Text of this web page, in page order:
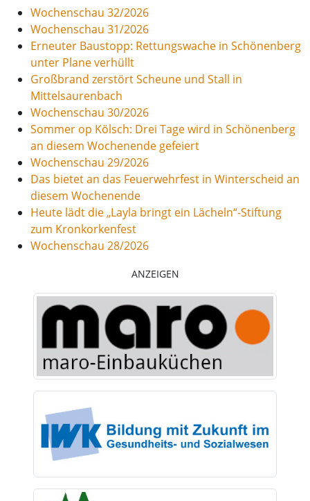
Wochenschau 32/2026
Wochenschau 31/2026
Erneuter Baustopp: Rettungswache in Schönenberg
unter Plane verhüllt
Großbrand zerstört Scheune und Stall in
Mittelsaurenbach
Wochenschau 30/2026
Sommer op Kölsch: Drei Tage wird in Schönenberg
an diesem Wochenende gefeiert
Wochenschau 29/2026
Das bietet an das Feuerwehrfest in Winterscheid an
diesem Wochenende
Heute lädt die „Layla bringt ein Lächeln“-Stiftung
zum Kronkorkenfest
Wochenschau 28/2026
ANZEIGEN